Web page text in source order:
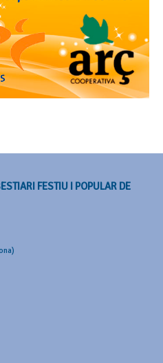
FESTIU I POPULAR DE